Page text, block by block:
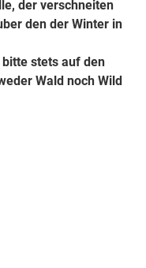
der verschneiten
den der Winter in
stets auf den
Wald noch Wild